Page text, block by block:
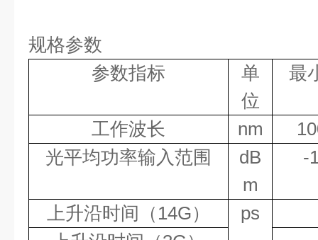
规格参数
参数指标
单
位
最
工作波长 nm
光平均功率输入范围
dB
m
-
上升沿时间（ 14G）
ps